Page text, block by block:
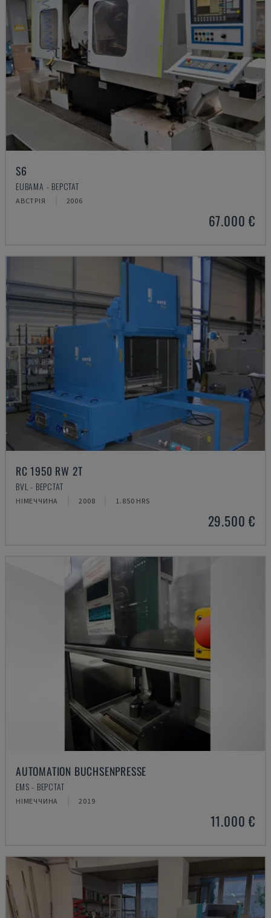
S6
EUBAMA - ВЕРСТАТ
АВСТРІЯ 2006
67.000 €
RC 1950 RW 2T
BVL - ВЕРСТАТ
НІМЕЧЧИНА 2008 1.850 HRS
29.500 €
AUTOMATION BUCHSENPRESSE
EMS - ВЕРСТАТ
НІМЕЧЧИНА 2019
11.000 €